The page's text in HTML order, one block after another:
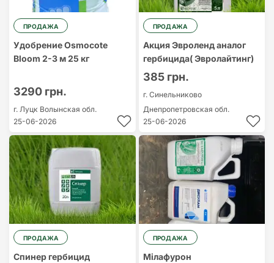
ПРОДАЖА
Удобрение Osmocote
Bloom 2-3 м 25 кг
3290 грн.
г. Луцк Волынская обл.
25-06-2026
ПРОДАЖА
Акция Эвроленд аналог
гербицида( Эвролайтинг)
385 грн.
г. Синельниково
Днепропетровская обл.
25-06-2026
ПРОДАЖА
Спинер гербицид
ПРОДАЖА
Мілафурон